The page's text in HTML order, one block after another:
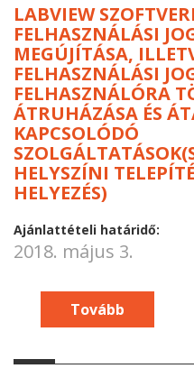
LABVIEW
FELHASZNÁLÁSI
MEGÚJÍTÁSA,
FELHASZNÁLÁSI
FELHASZNÁLÓRA
ÁTRUHÁZÁSA ÉS
KAPCSOLÓDÓ
HELYSZÍNI
HELYEZÉS)
Ajánlattételi határidő:
2018. május 3.
Tovább